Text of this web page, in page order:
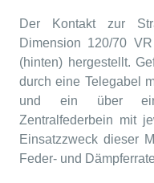
Der Kontakt zur
Dimension 120/70
(hinten) hergestellt.
durch eine Telegabel
und ein über ein
Zentralfederbein mit
Einsatzzweck dieser
Feder- und